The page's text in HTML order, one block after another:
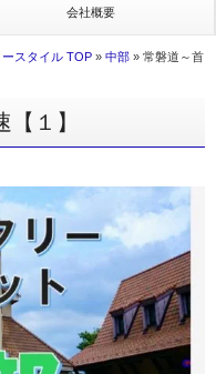
会社概要
スタイル TOP » 中部 » 常磐道～首
１】